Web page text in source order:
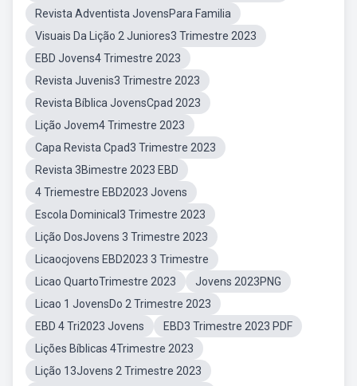
Revista Adventista JovensPara Familia
Visuais Da Lição 2 Juniores3 Trimestre 2023
EBD Jovens4 Trimestre 2023
Revista Juvenis3 Trimestre 2023
Revista Bíblica JovensCpad 2023
Lição Jovem4 Trimestre 2023
Capa Revista Cpad3 Trimestre 2023
Revista 3Bimestre 2023 EBD
4 Triemestre EBD2023 Jovens
Escola Dominical3 Trimestre 2023
Lição DosJovens 3 Trimestre 2023
Licaocjovens EBD2023 3 Trimestre
Licao QuartoTrimestre 2023
Jovens 2023PNG
Licao 1 JovensDo 2 Trimestre 2023
EBD 4 Tri2023 Jovens
EBD3 Trimestre 2023 PDF
Lições Bíblicas 4Trimestre 2023
Lição 13Jovens 2 Trimestre 2023